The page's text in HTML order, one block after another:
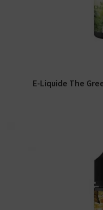
E-Liquide The